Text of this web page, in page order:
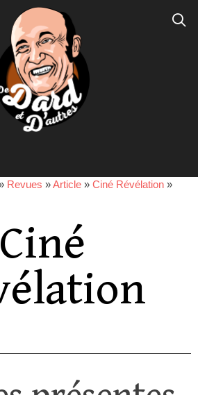
Revues »Article » Ciné Révélation »
Ciné